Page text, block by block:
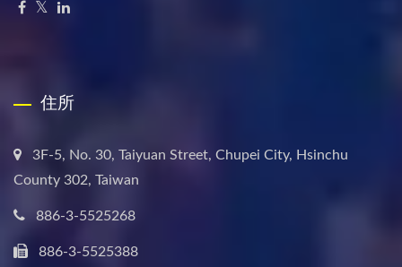
住所
3F-5, No. 30, Taiyuan Street, Chupei City, Hsinchu
County 302, Taiwan
886-3-5525268
886-3-5525388